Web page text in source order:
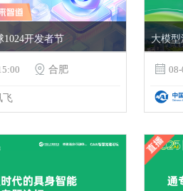
1024开发者节
 合肥
飞
大模
